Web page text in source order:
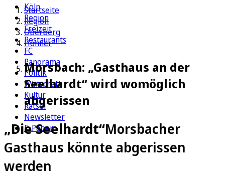
Köln
Region
Freizeit
Restaurants
FC
Panorama
Politik
Wirtschaft
Kultur
Rätsel
Newsletter
E-Paper
Startseite
Region
Oberberg
Höhner
Morsbach: „Gasthaus an der
Seelhardt“ wird womöglich
abgerissen
„Die Seelhardt“Morsbacher
Gasthaus könnte abgerissen
werden